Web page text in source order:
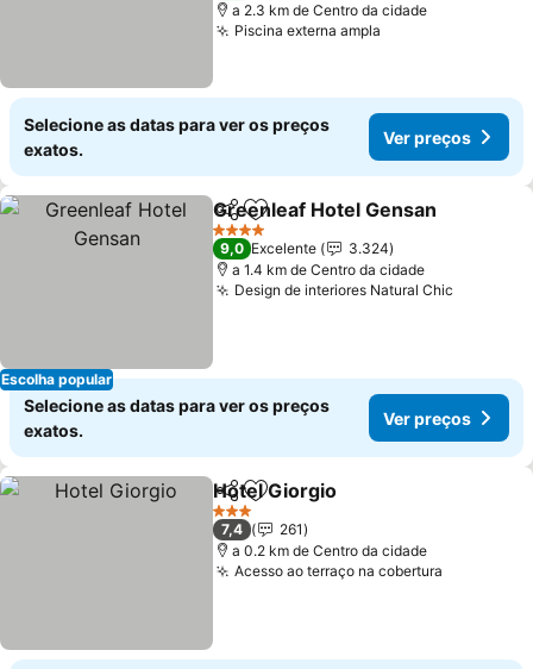
a 2.3 km de Centro da cidade
Piscina externa ampla
Selecione as datas para ver os preços
exatos.
Ver preços
Escolha popular
PartilharAdicionar aos favoritos
Greenleaf Hotel Gensan
4 Estrelas
9,0 Excelente
3.324
a 1.4 km de Centro da cidade
Design de interiores Natural Chic
Selecione as datas para ver os preços
exatos.
Ver preços
PartilharAdicionar aos favoritos
Hotel Giorgio
3 Estrelas
7,4
261
a 0.2 km de Centro da cidade
Acesso ao terraço na cobertura